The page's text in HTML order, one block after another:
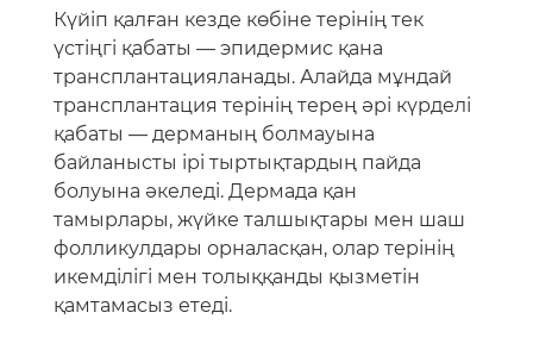
Күйіп қалған кезде көбіне терінің тек
үстіңгі қабаты — эпидермис қана
трансплантацияланады. Алайда мұндай
трансплантация терінің терең әрі күрделі
қабаты — дерманың болмауына
байланысты ірі тыртықтардың пайда
болуына әкеледі. Дермада қан
тамырлары, жүйке талшықтары мен шаш
фолликулдары орналасқан, олар терінің
икемділігі мен толыққанды қызметін
қамтамасыз етеді.